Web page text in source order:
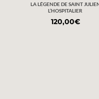
LA LÉGENDE DE SAINT
L’HOSPITALIER
120,00€